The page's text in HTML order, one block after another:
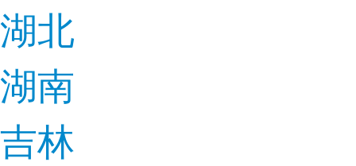
湖北
湖南
吉林